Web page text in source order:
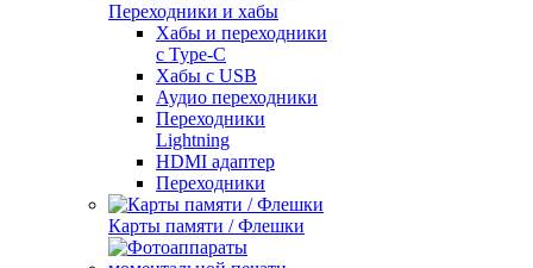
Переходники и хабы
Хабы и переходники
с Type-C
Хабы с USB
Аудио переходники
Переходники
Lightning
HDMI адаптер
Переходники
Карты памяти / Флешки